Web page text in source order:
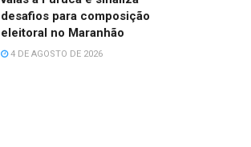
desafios para composição
eleitoral no Maranhão
4 DE AGOSTO DE 2026